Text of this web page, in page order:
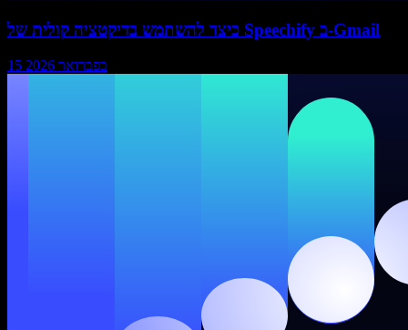
כיצד להשתמש בדיקטציה קולית של Speechify ב-Gmail
15 בפברואר 2026